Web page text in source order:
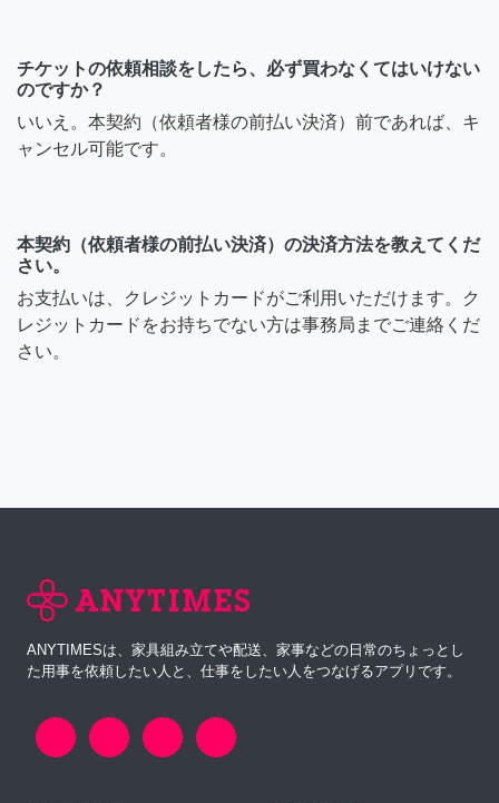
チケットの依頼相談をしたら、必ず買わなくてはいけない
のですか？
いいえ。本契約（依頼者様の前払い決済）前であれば、キ
ャンセル可能です。
本契約（依頼者様の前払い決済）の決済方法を教えてくだ
さい。
お支払いは、クレジットカードがご利用いただけます。ク
レジットカードをお持ちでない方は事務局までご連絡くだ
さい。
ANYTIMESは、家具組み立てや配送、家事などの日常のちょっとし
た用事を依頼したい人と、仕事をしたい人をつなげるアプリです。